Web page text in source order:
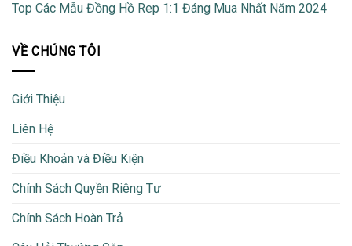
Top Các Mẫu Đồng Hồ Rep 1:1 Đáng Mua Nhất Năm 2024
VỀ CHÚNG TÔI
Giới Thiệu
Liên Hệ
Điều Khoản và Điều Kiện
Chính Sách Quyền Riêng Tư
Chính Sách Hoàn Trả